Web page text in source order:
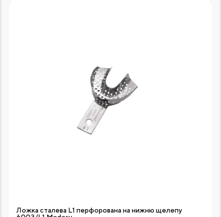
Ложка сталева L1 перфорована на нижню щелепу